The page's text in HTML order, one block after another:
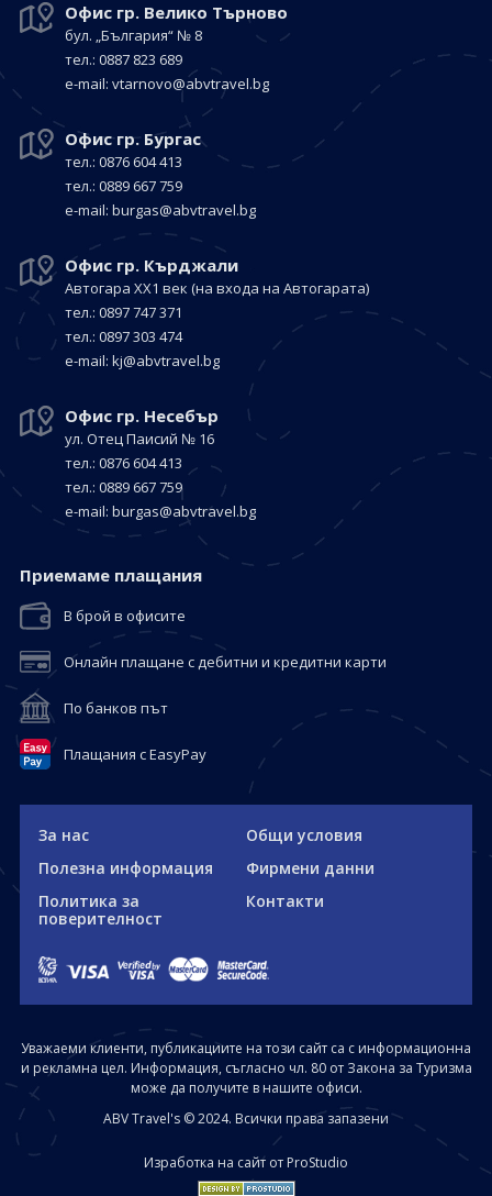
Офис гр. Велико Търново
бул. „България“ № 8
тел.: 0887 823 689
е-mail: vtarnovo@abvtravel.bg
Офис гр. Бургас
тел.: 0876 604 413
тел.: 0889 667 759
е-mail: burgas@abvtravel.bg
Офис гр. Кърджали
Автогара ХХ1 век (на входа на Автогарата)
тел.: 0897 747 371
тел.: 0897 303 474
е-mail: kj@abvtravel.bg
Офис гр. Несебър
ул. Отец Паисий № 16
тел.: 0876 604 413
тел.: 0889 667 759
е-mail: burgas@abvtravel.bg
Приемaме плащания
В брой в офисите
Онлайн плащане с дебитни и кредитни карти
По банков път
Плащания с EasyPay
За нас
Общи условия
Полезна информация
Фирмени данни
Политика за
поверителност
Контакти
Уважаеми клиенти, публикациите на този сайт са с информационна
и рекламна цел. Информация, съгласно чл. 80 от Закона за Туризма
може да получите в нашите офиси.
ABV Travel's © 2024. Всички права запазени
Изработка на сайт от ProStudio